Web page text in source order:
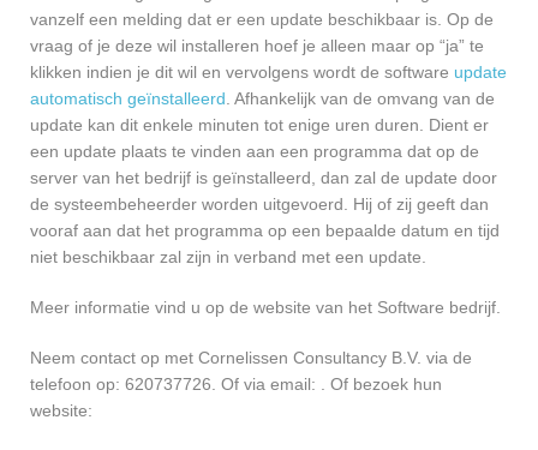
vanzelf een melding dat er een update beschikbaar is. Op de
vraag of je deze wil installeren hoef je alleen maar op “ja” te
klikken indien je dit wil en vervolgens wordt de software update
automatisch geïnstalleerd. Afhankelijk van de omvang van de
update kan dit enkele minuten tot enige uren duren. Dient er
een update plaats te vinden aan een programma dat op de
server van het bedrijf is geïnstalleerd, dan zal de update door
de systeembeheerder worden uitgevoerd. Hij of zij geeft dan
vooraf aan dat het programma op een bepaalde datum en tijd
niet beschikbaar zal zijn in verband met een update.
Meer informatie vind u op de website van het Software bedrijf.
Neem contact op met Cornelissen Consultancy B.V. via de
telefoon op: 620737726. Of via email: . Of bezoek hun
website: